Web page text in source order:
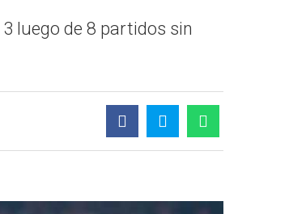
luego de 8 partidos sin